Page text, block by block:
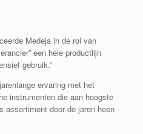
Medeja in de rol van
een hele productlijn
gebruik.”
ervaring met het
instrumenten die aan hoogste
assortiment door de jaren heen